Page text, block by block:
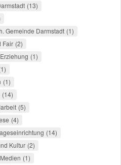
13
Gemeinde Darmstadt 1
Fair 2
1
1
1
14
5
4
14
Kultur 2
1